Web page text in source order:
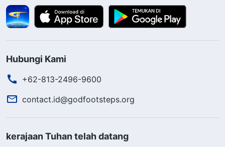
Hubungi Kami
+62-813-2496-9600
contact.id@godfootsteps.org
kerajaan Tuhan telah datang